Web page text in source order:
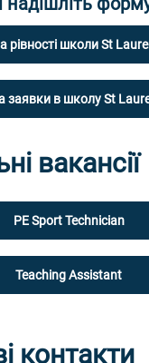
рівності школи St
заявки в школу St
вакансії
PE Sport Technician
Teaching Assistant
контакти